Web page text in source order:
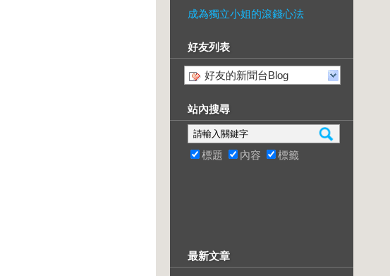
成為獨立小姐的滾錢心法
好友列表
好友的新聞台Blog
站內搜尋
標題 內容 標籤
最新文章